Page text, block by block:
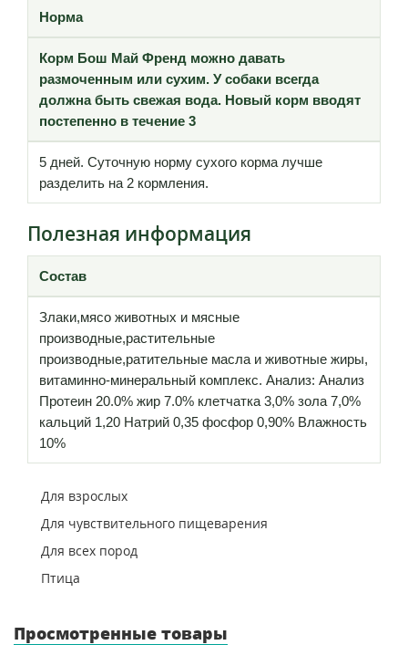
Норма
Корм Бош Май Френд можно давать
размоченным или сухим. У собаки всегда
должна быть свежая вода. Новый корм вводят
постепенно в течение 3
5 дней. Суточную норму сухого корма лучше
разделить на 2 кормления.
Полезная информация
Состав
Злаки,мясо животных и мясные
производные,растительные
производные,ратительные масла и животные жиры,
витаминно-минеральный комплекс. Анализ: Анализ
Протеин 20.0% жир 7.0% клетчатка 3,0% зола 7,0%
кальций 1,20 Натрий 0,35 фосфор 0,90% Влажность
10%
Для взрослых
Для чувствительного пищеварения
Для всех пород
Птица
Просмотренные товары